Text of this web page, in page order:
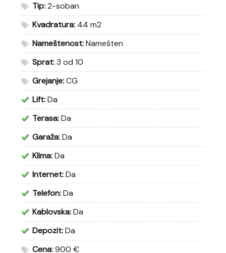
Tip:2-soban
Kvadratura: 44 m2
Nameštenost:Namešten
Sprat:3 od 10
Grejanje:CG
Lift:Da
Terasa:Da
Garaža:Da
Klima:Da
Internet:Da
Telefon:Da
Kablovska:Da
Depozit:Da
Cena:900 €